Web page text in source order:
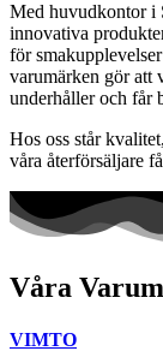
Med huvudkontor i
innovativa
för
varumärken gör att
underhåller och får
Hos oss stårkvalitet,
våra återförsäljare
Våra
VIMTO